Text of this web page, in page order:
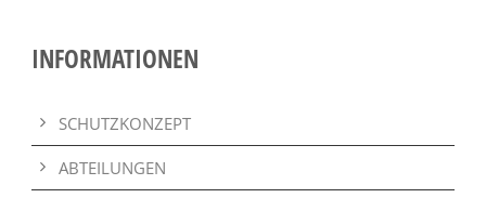
INFORMATIONEN
SCHUTZKONZEPT
ABTEILUNGEN